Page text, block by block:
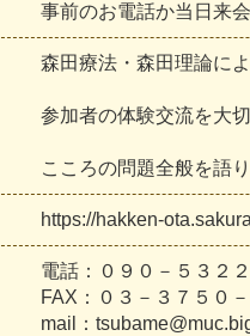
事前のお電話か当 日 来会
森田療法 ・ 森田理論によ
参加者の体験交流を大切
こ こ ろの問題全般を語り
https://hakken-ota.sakur
電話 ： ０ ９ ０ － ５ ３ ２ ２
FAX ： ０ ３ － ３ ７ ５ ０ －
mai ： tsubame@muc.bi